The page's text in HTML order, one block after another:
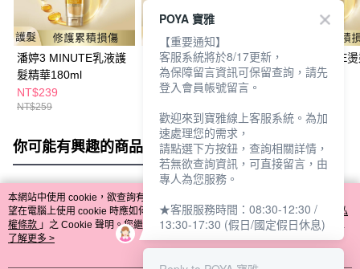
潘婷3 MINUTE乳液護
髮精華180ml
NT$239
NT$259
潘婷3 MINUTE多效護
髮精華180ml
NT$239
潘婷3 MINUTE
髮精華180ml
你可能有興趣的商品 全站排行
熱門標籤
本網站中使用 cookie，欲查詢有關本網站使用 cookie 方式之詳情，及若您不希
望在電腦上使用 cookie 時應如何變更電腦的 cookie 設定，請參閱本網站「
隱私
權條款 」之 Cookie 聲明。您繼續使用本網站即表示您同意本公司得按本網站使
用條款之 Cookie 聲明使用 cookie。
了解更多 >
POYA 寶雅
【重要通知】
客服系統將於8/17更新，
為保障留言資訊可保留查詢，請先
登入會員帳號留言。
歡迎來到寶雅線上客服系統。為加
速處理您的需求，
請點選下方按鈕，查詢相關詳情，
若無欲查詢資訊，可直接留言，由
專人為您服務。
★客服服務時間：08:30-12:30 /
13:30-17:30 (假日/國定假日休息)